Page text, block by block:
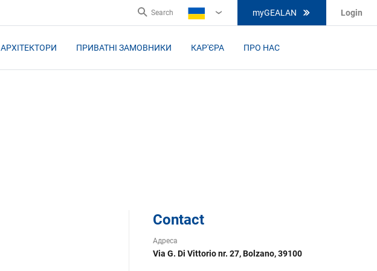
Search
UA
myGEALAN Login
АРХІТЕКТОРИ ПРИВАТНІ ЗАМОВНИКИ КАР'ЄРА ПРО НАС
Contact
Адреса
Via G. Di Vittorio nr. 27, Bolzano, 39100